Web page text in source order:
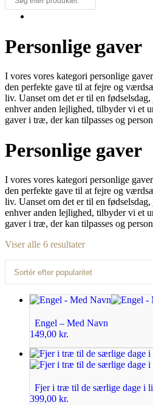
Personlige gaver
I vores vores kategori personlige
den perfekte gave til at fejre og
liv. Uanset om det er til en
enhver anden lejlighed, tilbyder vi et
gaver i træ, der kan tilpasses og
Personlige gaver
I vores vores kategori personlige
den perfekte gave til at fejre og
liv. Uanset om det er til en
enhver anden lejlighed, tilbyder vi et
gaver i træ, der kan tilpasses og
Viser alle 6 resultater
Engel – Med Navn
149,00 kr.
Fjer i træ til de særlige dage i
399,00 kr.